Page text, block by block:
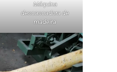
Máquina
descascadora de
madeira